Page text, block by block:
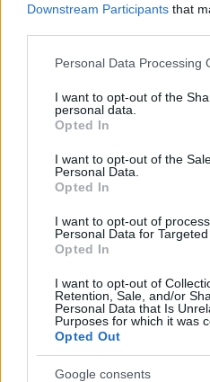
Downstream Participants that
Please note that this website/
not limited to your visit or
grant or deny consent to
use your data for below
consent section.
Personal Data Processing
I want to opt-out of the
personal data.
Opted In
I want to opt-out of the
Personal Data.
Opted In
I want to opt-out of
Personal Data for Targeted
Opted In
I want to opt-out of
Retention, Sale, and/or
Personal Data that Is
Purposes for which it was
Opted Out
Google consents
80.000εισιτήρια
αγωνιστική στις
Ατρόμητος 3-0 (30.001
Αναλυτικά οι
1η: 36.294
3η: 39.025
4η: 37.280
5η: 70.203
6η: 33.288